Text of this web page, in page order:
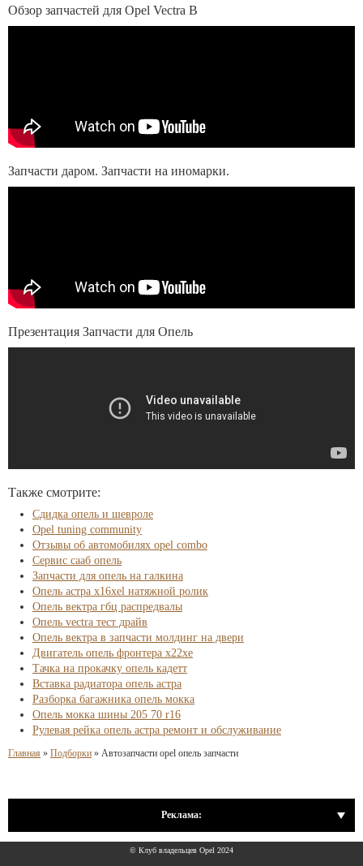
Обзор запчастей для Opel Vectra B
Запчасти даром. Запчасти на иномарки.
Презентация Запчасти для Опель
Также смотрите:
Сдидка опель и шевроле
Opel tuning community
Отзывы об автомобилях opel combo
Сервис сааб опель
Запчасти для опель на галкина
Опель астра x16xel натяжной ролик
Опель вектра гбц распредвалы
Опель vectra тест драйв
Опель вектра в запчасти молдинг на двери
Двигатель опель фронтера x22xe
Тачка на прокачку опель кадетт
Вставка радиатора опель астра
Разборка багажника опель мокка
Опель мокка шины 205 70 r16
Рулевая рейка опель астра ремонт и обслуживание
Главная » Подборки » Автозапчасти opel опель запчасти
Реклама:
© Клуб владельцев Opel 2024